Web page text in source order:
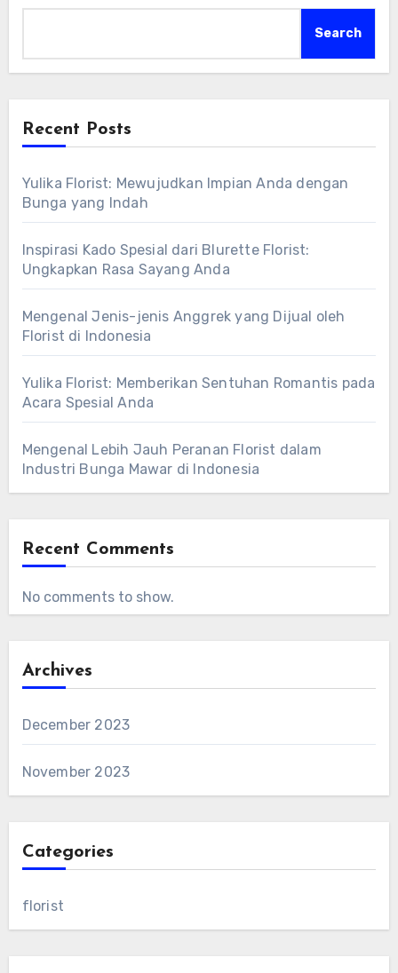
Search
Recent Posts
Yulika Florist: Mewujudkan Impian Anda dengan
Bunga yang Indah
Inspirasi Kado Spesial dari Blurette Florist:
Ungkapkan Rasa Sayang Anda
Mengenal Jenis-jenis Anggrek yang Dijual oleh
Florist di Indonesia
Yulika Florist: Memberikan Sentuhan Romantis pada
Acara Spesial Anda
Mengenal Lebih Jauh Peranan Florist dalam
Industri Bunga Mawar di Indonesia
Recent Comments
No comments to show.
Archives
December 2023
November 2023
Categories
florist